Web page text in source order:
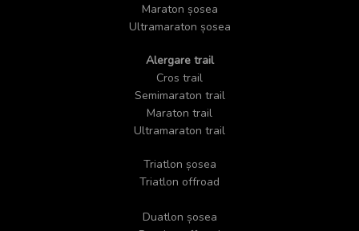
Maraton șosea
Ultramaraton șosea
Alergare trail
Cros trail
Semimaraton trail
Maraton trail
Ultramaraton trail
Triatlon șosea
Triatlon offroad
Duatlon șosea